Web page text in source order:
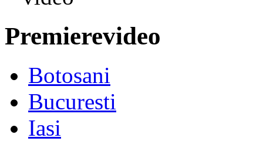
Premierevideo
Botosani
Bucuresti
Iasi